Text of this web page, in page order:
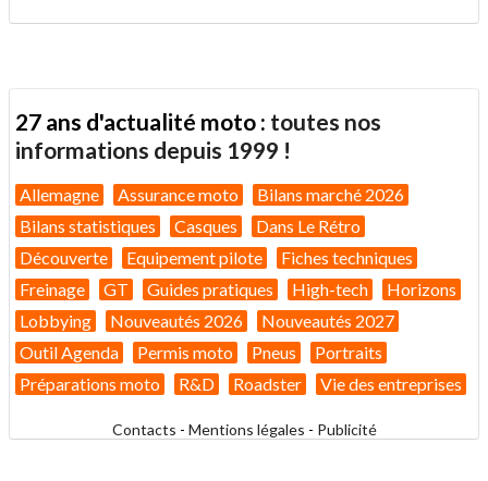
27 ans d'actualité moto : toutes nos
informations depuis 1999 !
Allemagne Assurance moto
Bilans marché 2026
Bilans statistiques
Casques
Dans Le Rétro
Découverte
Equipement pilote
Fiches techniques
Freinage
GT Guides pratiques High-tech
Horizons
Lobbying
Nouveautés 2026
Nouveautés 2027
Outil Agenda
Permis moto Pneus
Portraits
Préparations moto
R&D Roadster Vie des entreprises
Contacts - Mentions légales - Publicité